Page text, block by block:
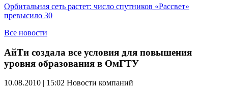
Орбитальная сеть растет: число спутников «Рассвет»
превысило 30
Все новости
АйТи создала все условия для повышения
уровня образования в ОмГТУ
10.08.2010 | 15:02 Новости компаний